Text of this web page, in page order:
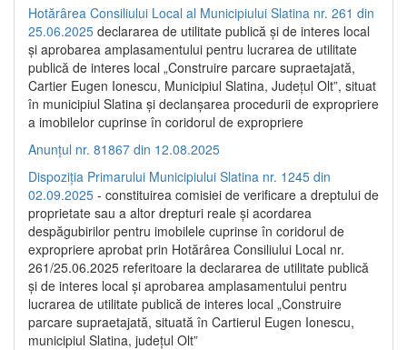
Hotărârea Consiliului Local al Municipiului Slatina nr. 261 din
25.06.2025 declararea de utilitate publică și de interes local
și aprobarea amplasamentului pentru lucrarea de utilitate
publică de interes local „Construire parcare supraetajată,
Cartier Eugen Ionescu, Municipiul Slatina, Județul Olt”, situat
în municipiul Slatina și declanșarea procedurii de expropriere
a imobilelor cuprinse în coridorul de expropriere
Anunțul nr. 81867 din 12.08.2025
Dispoziția Primarului Municipiului Slatina nr. 1245 din
02.09.2025 - constituirea comisiei de verificare a dreptului de
proprietate sau a altor drepturi reale și acordarea
despăgubirilor pentru imobilele cuprinse în coridorul de
expropriere aprobat prin Hotărârea Consiliului Local nr.
261/25.06.2025 referitoare la declararea de utilitate publică
și de interes local și aprobarea amplasamentului pentru
lucrarea de utilitate publică de interes local „Construire
parcare supraetajată, situată în Cartierul Eugen Ionescu,
municipiul Slatina, județul Olt”